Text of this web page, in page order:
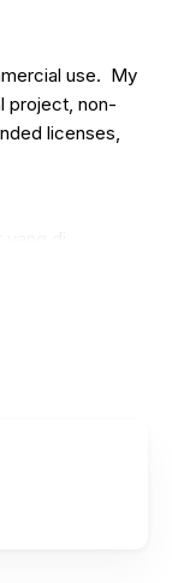
use. My
project, non-
licenses,
di
KEPERLUAN
font untuk
yaitu Lisensi
basah lalu